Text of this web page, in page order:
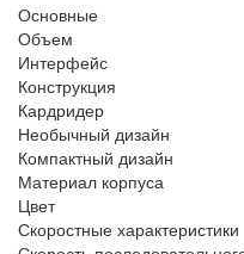
Основные
Объем
Интерфейс
Конструкция
Кардридер
Необычный дизайн
Компактный дизайн
Материал корпуса
Цвет
Скоростные характеристики